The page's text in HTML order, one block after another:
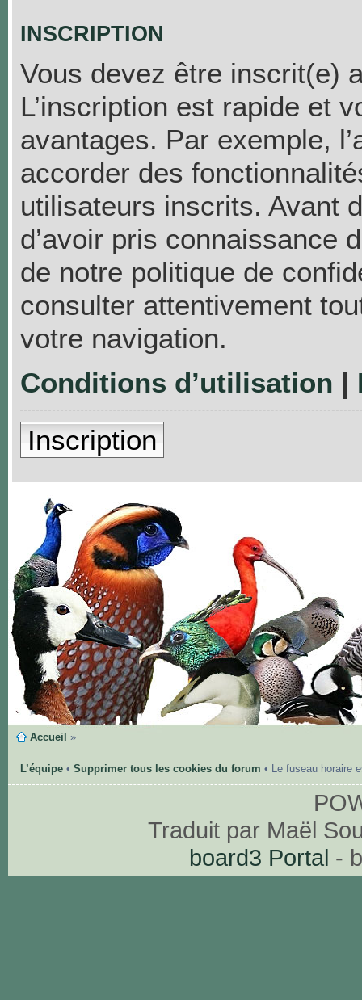
INSCRIPTION
Vous devez être inscrit(e)
L’inscription est rapide et
avantages. Par exemple,
accorder des
utilisateurs inscrits. Avant
d’avoir pris connaissance
de notre politique de
consulter attentivement
votre navigation.
Conditions d’utilisation |
Inscription
Accueil »
L’équipe• Supprimer tous les cookies du forum • Le fuseau horaire
Traduit par Maël
board3 Portal -